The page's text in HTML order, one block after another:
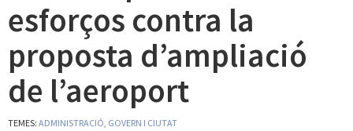
esforços contra la
proposta d’ampliació
de l’aeroport
TEMES: ADMINISTRACIÓ, GOVERN I CIUTAT